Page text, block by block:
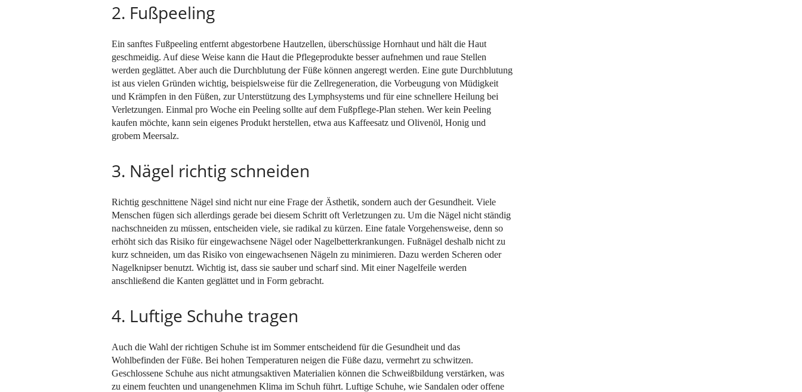
2. Fußpeeling
Ein sanftes Fußpeeling entfernt abgestorbene Hautzellen, überschüssige Hornhaut und hält die Haut
geschmeidig. Auf diese Weise kann die Haut die Pflegeprodukte besser aufnehmen und raue Stellen
werden geglättet. Aber auch die Durchblutung der Füße können angeregt werden. Eine gute Durchblutung
ist aus vielen Gründen wichtig, beispielsweise für die Zellregeneration, die Vorbeugung von Müdigkeit
und Krämpfen in den Füßen, zur Unterstützung des Lymphsystems und für eine schnellere Heilung bei
Verletzungen. Einmal pro Woche ein Peeling sollte auf dem Fußpflege-Plan stehen. Wer kein Peeling
kaufen möchte, kann sein eigenes Produkt herstellen, etwa aus Kaffeesatz und Olivenöl, Honig und
grobem Meersalz.
3. Nägel richtig schneiden
Richtig geschnittene Nägel sind nicht nur eine Frage der Ästhetik, sondern auch der Gesundheit. Viele
Menschen fügen sich allerdings gerade bei diesem Schritt oft Verletzungen zu. Um die Nägel nicht ständig
nachschneiden zu müssen, entscheiden viele, sie radikal zu kürzen. Eine fatale Vorgehensweise, denn so
erhöht sich das Risiko für eingewachsene Nägel oder Nagelbetterkrankungen. Fußnägel deshalb nicht zu
kurz schneiden, um das Risiko von eingewachsenen Nägeln zu minimieren. Dazu werden Scheren oder
Nagelknipser benutzt. Wichtig ist, dass sie sauber und scharf sind. Mit einer Nagelfeile werden
anschließend die Kanten geglättet und in Form gebracht.
4. Luftige Schuhe tragen
Auch die Wahl der richtigen Schuhe ist im Sommer entscheidend für die Gesundheit und das
Wohlbefinden der Füße. Bei hohen Temperaturen neigen die Füße dazu, vermehrt zu schwitzen.
Geschlossene Schuhe aus nicht atmungsaktiven Materialien können die Schweißbildung verstärken, was
zu einem feuchten und unangenehmen Klima im Schuh führt. Luftige Schuhe, wie Sandalen oder offene